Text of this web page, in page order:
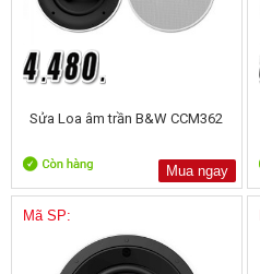
Sửa Loa âm trần B&W CCM362
Mua ngay
Mã SP: